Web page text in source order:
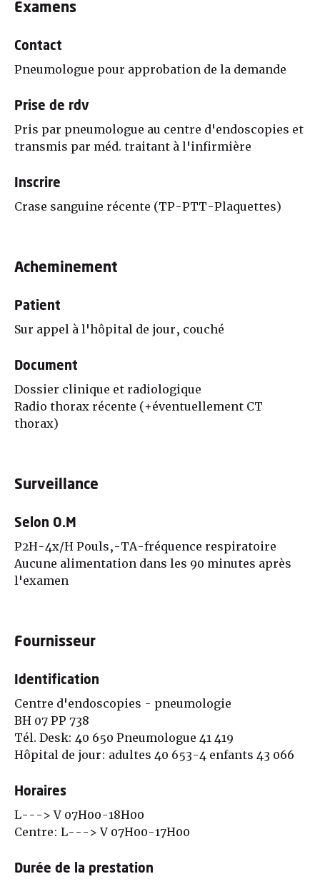
Examens
Contact
Pneumologue pour approbation de la demande
Prise de rdv
Pris par pneumologue au centre d'endoscopies et
transmis par méd. traitant à l'infirmière
Inscrire
Crase sanguine récente (TP-PTT-Plaquettes)
Acheminement
Patient
Sur appel à l'hôpital de jour, couché
Document
Dossier clinique et radiologique
Radio thorax récente (+éventuellement CT
thorax)
Surveillance
Selon O.M
P2H-4x/H Pouls,-TA-fréquence respiratoire
Aucune alimentation dans les 90 minutes après
l'examen
Fournisseur
Identification
Centre d'endoscopies - pneumologie
BH 07 PP 738
Tél. Desk: 40 650 Pneumologue 41 419
Hôpital de jour: adultes 40 653-4 enfants 43 066
Horaires
L---> V 07H00-18H00
Centre: L---> V 07H00-17H00
Durée de la prestation